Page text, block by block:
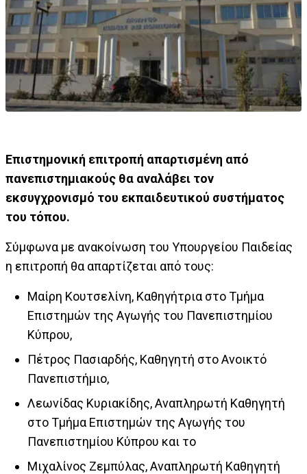
Επιστημονική επιτροπή απαρτισμένη από
πανεπιστημιακούς θα αναλάβει τον
εκσυγχρονισμό του εκπαιδευτικού συστήματος
του τόπου.
Σύμφωνα με ανακοίνωση του Υπουργείου Παιδείας
η επιτροπή θα απαρτίζεται από τους:
Μαίρη Κουτσελίνη, Καθηγήτρια στο Τμήμα
Επιστημών της Αγωγής του Πανεπιστημίου
Κύπρου,
Πέτρος Πασιαρδής, Καθηγητή στο Ανοικτό
Πανεπιστήμιο,
Λεωνίδας Κυριακίδης, Αναπληρωτή Καθηγητή
στο Τμήμα Επιστημών της Αγωγής του
Πανεπιστημίου Κύπρου και το
Μιχαλίνος Ζεμπύλας, Αναπληρωτή Καθηγητή